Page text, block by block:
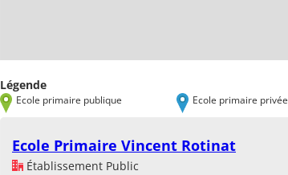
Légende
Ecole primaire publique Ecole primaire privée
Ecole Primaire Vincent Rotinat
Établissement Public